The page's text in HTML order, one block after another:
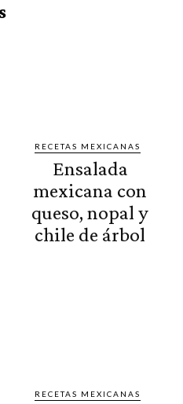
RECETAS MEXICANAS
Ensalada
mexicana con
queso, nopal y
chile de árbol
RECETAS MEXICANAS